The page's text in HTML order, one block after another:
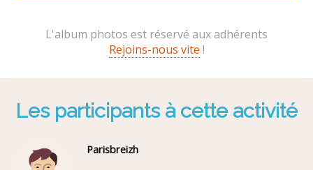
L'album photos est réservé aux adhérents
Rejoins-nous vite !
Les participants à cette activité
Parisbreizh